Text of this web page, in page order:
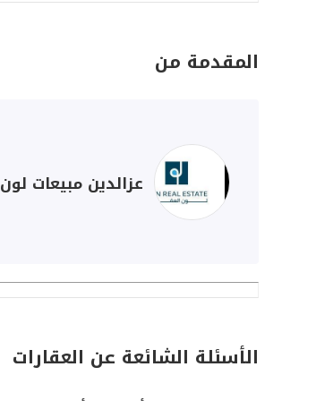
المقدمة من
عزالدين مبيعات لون
الأسئلة الشائعة عن العقارات